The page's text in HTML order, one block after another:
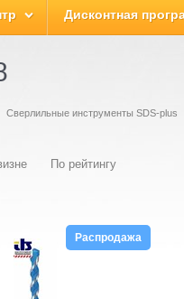
Дисконтная
Сверлильные инструменты SDS-plus
По рейтингу
Распродажа